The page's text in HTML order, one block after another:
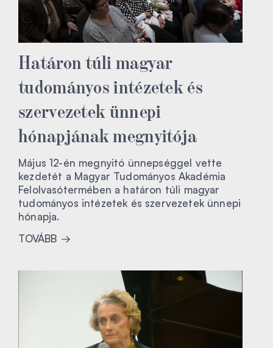
Határon túli magyar
tudományos intézetek és
szervezetek ünnepi
hónapjának megnyitója
Május 12-én megnyitó ünnepséggel vette
kezdetét a Magyar Tudományos Akadémia
Felolvasótermében a határon túli magyar
tudományos intézetek és szervezetek ünnepi
hónapja.
TOVÁBB